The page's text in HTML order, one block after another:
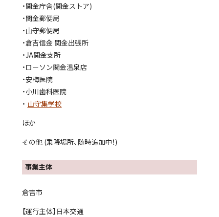
・関金庁舎(関金ストア)
・関金郵便局
・山守郵便局
・倉吉信金 関金出張所
・JA関金支所
・ローソン関金温泉店
・安梅医院
・小川歯科医院
・ 山守集学校
ほか
その他 (乗降場所、随時追加中！)
事業主体
倉吉市
【運行主体】日本交通